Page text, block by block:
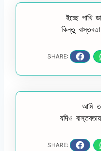
ইচ্ছে পাখি
কিন্তু
SHARE:
আমি
যদিও
SHARE: